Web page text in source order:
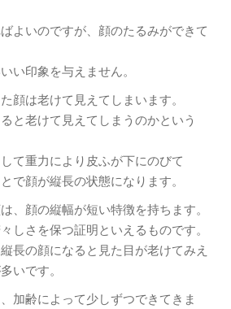
よいのですが、顔のたるみができて
い印象を与えません。
顔は老けて見えてしまいます。
と老けて見えてしまうのかという
て重力により皮ふが下にのびて
で顔が縦長の状態になります。
、顔の縦幅が短い特徴を持ちます。
しさを保つ証明といえるものです。
長の顔になると見た目が老けてみえ
いです。
加齢によって少しずつできてきま